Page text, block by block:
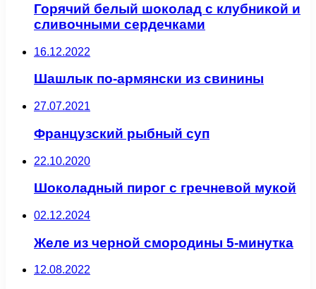
Горячий белый шоколад с клубникой и
сливочными сердечками
16.12.2022
Шашлык по-армянски из свинины
27.07.2021
Французский рыбный суп
22.10.2020
Шоколадный пирог с гречневой мукой
02.12.2024
Желе из черной смородины 5-минутка
12.08.2022